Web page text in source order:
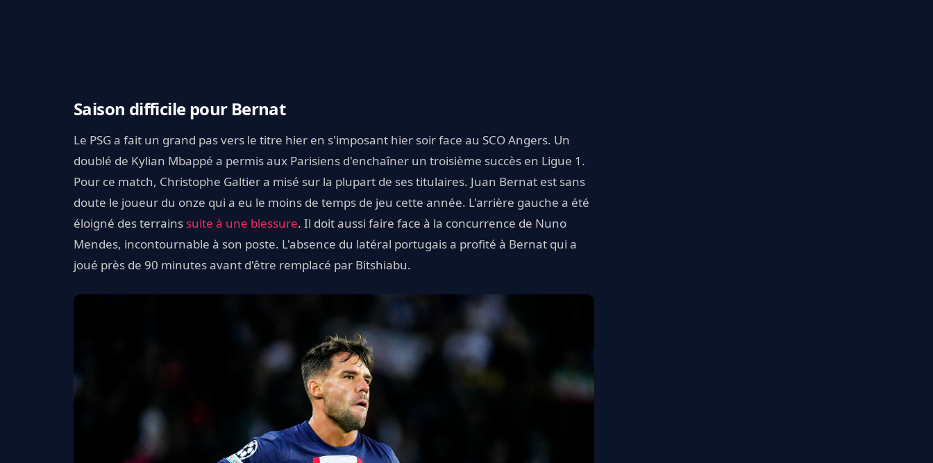
Saison difficile pour Bernat
Le PSG a fait un grand pas vers le titre hier en s'imposant hier soir face au SCO Angers. Un
doublé de Kylian Mbappé a permis aux Parisiens d'enchaîner un troisième succès en Ligue 1.
Pour ce match, Christophe Galtier a misé sur la plupart de ses titulaires. Juan Bernat est sans
doute le joueur du onze qui a eu le moins de temps de jeu cette année. L'arrière gauche a été
éloigné des terrains suite à une blessure. Il doit aussi faire face à la concurrence de Nuno
Mendes, incontournable à son poste. L'absence du latéral portugais a profité à Bernat qui a
joué près de 90 minutes avant d'être remplacé par Bitshiabu.